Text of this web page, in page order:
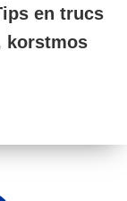
en trucs
korstmos